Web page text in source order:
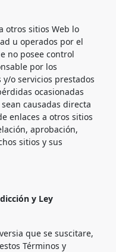
otros sitios Web lo
u operados por el
no posee control
por los
o servicios prestados
ocasionadas
causadas directa
enlaces a otros sitios
aprobación,
sitios y sus
y Ley
que se suscitare,
Términos y